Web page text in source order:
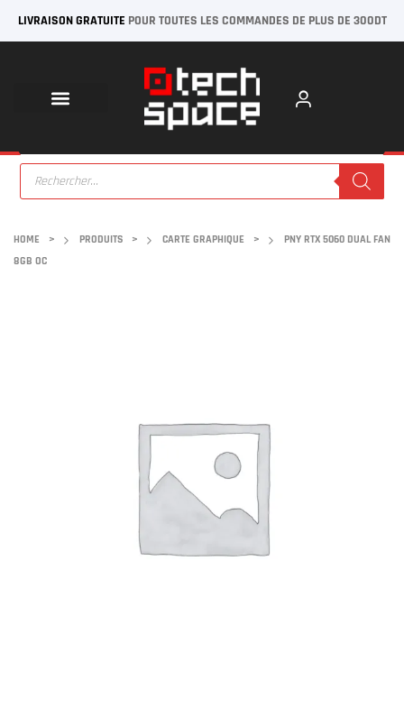
LIVRAISON GRATUITE POUR TOUTES LES COMMANDES DE PLUS DE 300DT
HOME > PRODUITS > CARTE GRAPHIQUE >
PNY RTX 5060 DUAL FAN
8GB OC